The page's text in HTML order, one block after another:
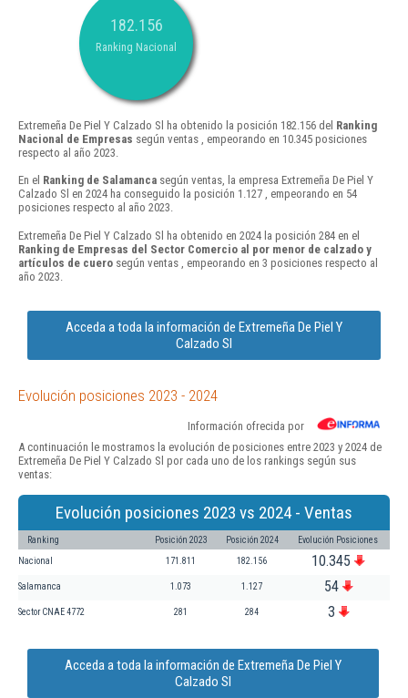
182.156
Ranking Nacional
Extremeña De Piel Y Calzado Sl ha obtenido la posición 182.156 del Ranking
Nacional de Empresas según ventas , empeorando en 10.345 posiciones
respecto al año 2023.
En el Ranking de Salamanca según ventas, la empresa Extremeña De Piel Y
Calzado Sl en 2024 ha conseguido la posición 1.127 , empeorando en 54
posiciones respecto al año 2023.
Extremeña De Piel Y Calzado Sl ha obtenido en 2024 la posición 284 en el
Ranking de Empresas del Sector Comercio al por menor de calzado y
artículos de cuero según ventas , empeorando en 3 posiciones respecto al
año 2023.
Acceda a toda la información de Extremeña De Piel Y
Calzado Sl
Evolución posiciones 2023 - 2024
Información ofrecida por
A continuación le mostramos la evolución de posiciones entre 2023 y 2024 de
Extremeña De Piel Y Calzado Sl por cada uno de los rankings según sus
ventas:
Evolución posiciones 2023 vs 2024 - Ventas
Ranking Posición 2023 Posición 2024 Evolución Posiciones
Nacional 171.811 182.156 10.345
Salamanca 1.073 1.127 54
Sector CNAE 4772 281 284 3
Acceda a toda la información de Extremeña De Piel Y
Calzado Sl